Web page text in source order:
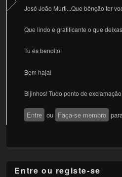
José João Murti...Que bênção ter
Que lindo e gratificante o que
Tu és bendito!
Bem haja!
Bijinhos! Tudo ponto de
Entre ou Faça-se membro
Entre ou registe-se